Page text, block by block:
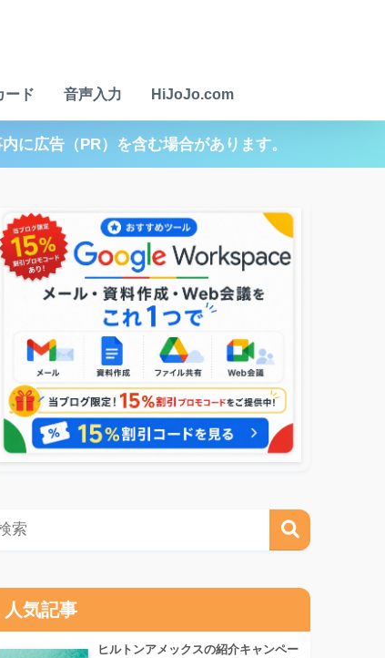
ード 音声入力 HiJoJo.com
に広告（PR）を含む場合があります。
人気記事
ヒルトンアメックスの紹介キャンペー